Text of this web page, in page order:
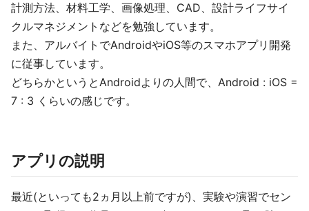
計測方法、材料工学、画像処理、CAD、設計ライフサイ
クルマネジメントなどを勉強しています。
また、アルバイトでAndroidやiOS等のスマホアプリ開発
に従事しています。
どちらかというとAndroidよりの人間で、Android : iOS =
7 : 3 くらいの感じです。
アプリの説明
最近(といっても2ヵ月以上前ですが)、実験や演習でセン